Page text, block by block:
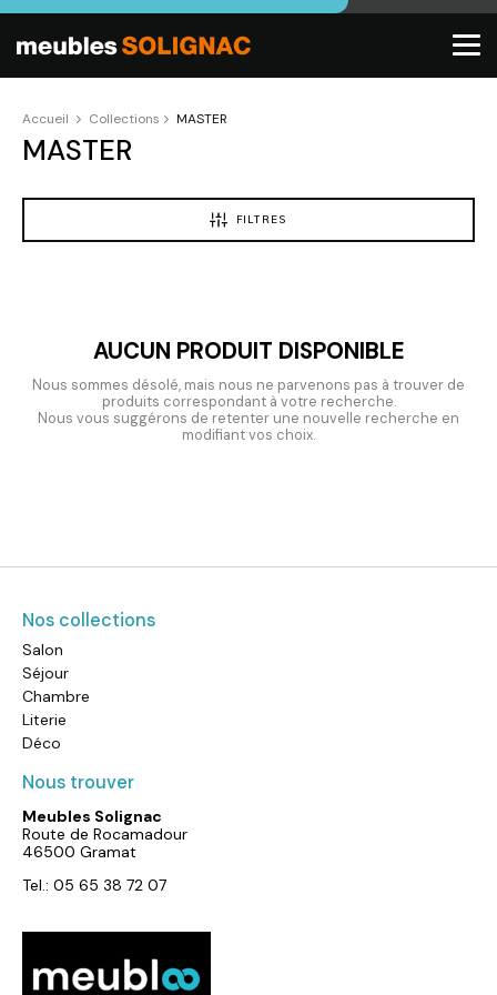
Accueil Collections MASTER
MASTER
FILTRES
AUCUN PRODUIT DISPONIBLE
Nous sommes désolé, mais nous ne parvenons pas à trouver de
produits correspondant à votre recherche.
Nous vous suggérons de retenter une nouvelle recherche en
modifiant vos choix.
Nos collections
Salon
Séjour
Chambre
Literie
Déco
Nous trouver
Meubles Solignac
Route de Rocamadour
46500 Gramat
Tel.: 05 65 38 72 07